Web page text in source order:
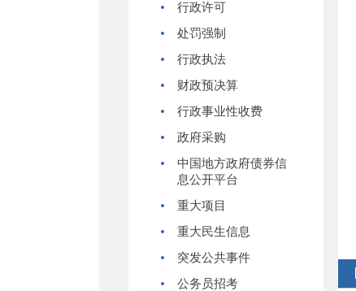
行政许可
处罚强制
行政执法
财政预决算
行政事业性收费
政府采购
中国地方政府债券信
息公开平台
重大项目
重大民生信息
突发公共事件
公务员招考